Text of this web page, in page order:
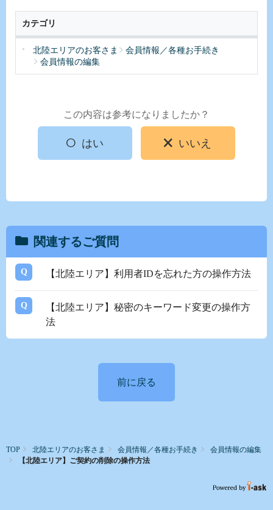
カテゴリ
北陸エリアのお客さま
会員情報／各種お手続き
会員情報の編集
この内容は参考になりましたか？
はい いいえ
関連するご質問
【北陸エリア】利用者IDを忘れた方の操作方法
【北陸エリア】秘密のキーワード変更の操作方
法
前に戻る
TOP 北陸エリアのお客さま 会員情報／各種お手続き
会員情報の編集
【北陸エリア】ご契約の削除の操作方法